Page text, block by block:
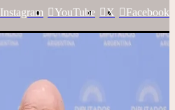
Facebook
X
YouTube
Instagram